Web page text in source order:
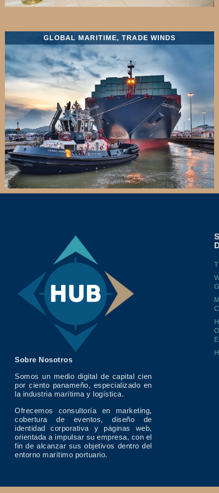
GLOBAL MARITIME,TRADE WINDS
Sobre Nosotros
Somos un medio digital de capital cien
por ciento panameño, especializado en
la industria marítima y logística.
Ofrecemos consultoría en marketing,
cobertura de eventos, diseño de
identidad corporativa y páginas web,
orientada a impulsar su empresa, con el
fin de alcanzar sus objetivos dentro del
entorno marítimo portuario.